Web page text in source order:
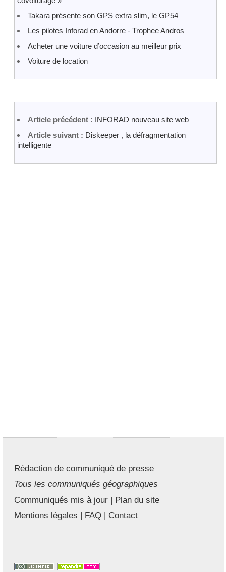
Takara présente son GPS extra slim, le GP54
Les pilotes Inforad en Andorre - Trophee Andros
Acheter une voiture d’occasion au meilleur prix
Voiture de location
Article précédent : INFORAD nouveau site web
Article suivant : Diskeeper , la défragmentation
intelligente
Rédaction de communiqué de presse
Tous les communiqués géographiques
Communiqués mis à jour | Plan du site
Mentions légales | FAQ | Contact